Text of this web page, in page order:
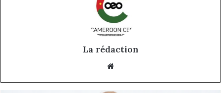
La rédaction